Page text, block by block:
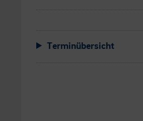
Terminübersicht